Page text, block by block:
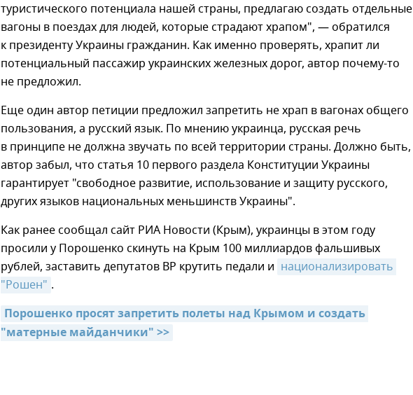
туристического потенциала нашей страны, предлагаю создать отдельные
вагоны в поездах для людей, которые страдают храпом", — обратился
к президенту Украины гражданин. Как именно проверять, храпит ли
потенциальный пассажир украинских железных дорог, автор почему-то
не предложил.
Еще один автор петиции предложил запретить не храп в вагонах общего
пользования, а русский язык. По мнению украинца, русская речь
в принципе не должна звучать по всей территории страны. Должно быть,
автор забыл, что статья 10 первого раздела Конституции Украины
гарантирует "свободное развитие, использование и защиту русского,
других языков национальных меньшинств Украины".
Как ранее сообщал сайт РИА Новости (Крым), украинцы в этом году
просили у Порошенко скинуть на Крым 100 миллиардов фальшивых
рублей, заставить депутатов ВР крутить педали и национализировать
"Рошен" .
Порошенко просят запретить полеты над Крымом и создать
"матерные майданчики" >>